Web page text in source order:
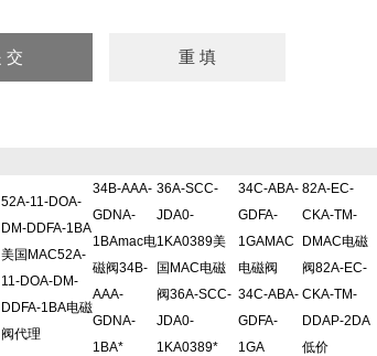
52A-11-DOA-
DM-DDFA-1BA
美国MAC52A-
11-DOA-DM-
DDFA-1BA电磁
阀代理
34B-AAA-
GDNA-
1BAmac电
磁阀34B-
AAA-
GDNA-
1BA*
36A-SCC-
JDA0-
1KA0389美
国MAC电磁
阀36A-SCC-
JDA0-
1KA0389*
34C-ABA-
GDFA-
1GAMAC
电磁阀
34C-ABA-
GDFA-
1GA
82A-EC-
CKA-TM-
DMAC电磁
阀82A-EC-
CKA-TM-
DDAP-2DA
低价